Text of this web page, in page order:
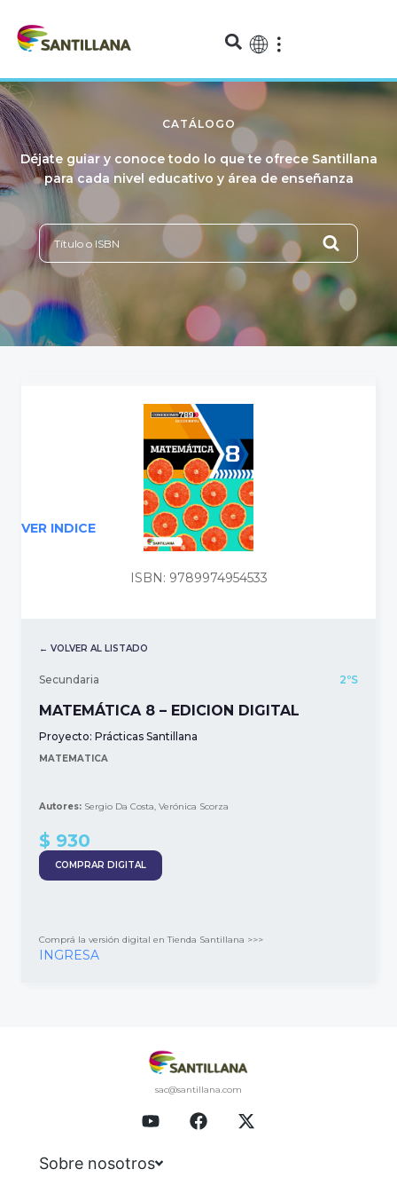
CATÁLOGO
Déjate guiar y conoce todo lo que te ofrece Santillana
para cada nivel educativo y área de enseñanza
← VOLVER AL LISTADO
Secundaria 2ºS
MATEMÁTICA 8 – EDICION DIGITAL
Proyecto: Prácticas Santillana
MATEMATICA
Autores: Sergio Da Costa, Verónica Scorza
$ 930
COMPRAR DIGITAL
Comprá la versión digital en Tienda Santillana >>>
INGRESA
VER INDICE
ISBN: 9789974954533
sac@santillana.com
Sobre nosotros